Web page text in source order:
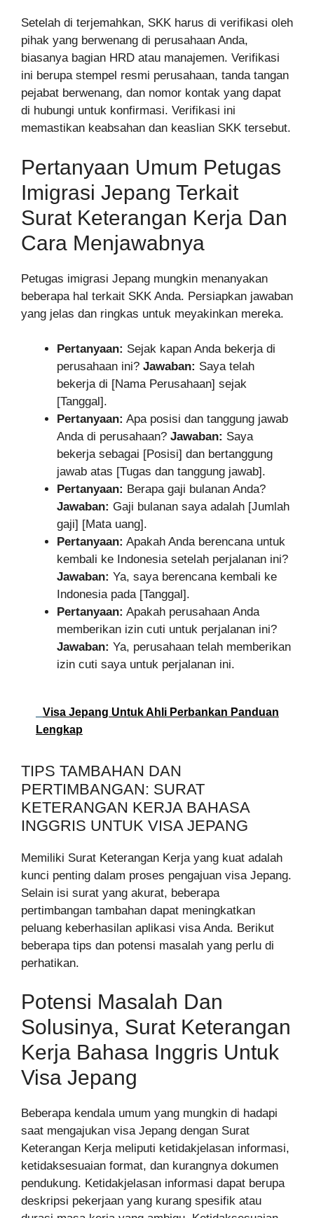
Setelah di terjemahkan, SKK harus di verifikasi oleh
pihak yang berwenang di perusahaan Anda,
biasanya bagian HRD atau manajemen. Verifikasi
ini berupa stempel resmi perusahaan, tanda tangan
pejabat berwenang, dan nomor kontak yang dapat
di hubungi untuk konfirmasi. Verifikasi ini
memastikan keabsahan dan keaslian SKK tersebut.
Pertanyaan Umum Petugas
Imigrasi Jepang Terkait
Surat Keterangan Kerja Dan
Cara Menjawabnya
Petugas imigrasi Jepang mungkin menanyakan
beberapa hal terkait SKK Anda. Persiapkan jawaban
yang jelas dan ringkas untuk meyakinkan mereka.
Pertanyaan: Sejak kapan Anda bekerja di
perusahaan ini? Jawaban: Saya telah
bekerja di [Nama Perusahaan] sejak
[Tanggal].
Pertanyaan: Apa posisi dan tanggung jawab
Anda di perusahaan? Jawaban: Saya
bekerja sebagai [Posisi] dan bertanggung
jawab atas [Tugas dan tanggung jawab].
Pertanyaan: Berapa gaji bulanan Anda?
Jawaban: Gaji bulanan saya adalah [Jumlah
gaji] [Mata uang].
Pertanyaan: Apakah Anda berencana untuk
kembali ke Indonesia setelah perjalanan ini?
Jawaban: Ya, saya berencana kembali ke
Indonesia pada [Tanggal].
Pertanyaan: Apakah perusahaan Anda
memberikan izin cuti untuk perjalanan ini?
Jawaban: Ya, perusahaan telah memberikan
izin cuti saya untuk perjalanan ini.
Visa Jepang Untuk Ahli Perbankan Panduan
Lengkap
TIPS TAMBAHAN DAN
PERTIMBANGAN: SURAT
KETERANGAN KERJA BAHASA
INGGRIS UNTUK VISA JEPANG
Memiliki Surat Keterangan Kerja yang kuat adalah
kunci penting dalam proses pengajuan visa Jepang.
Selain isi surat yang akurat, beberapa
pertimbangan tambahan dapat meningkatkan
peluang keberhasilan aplikasi visa Anda. Berikut
beberapa tips dan potensi masalah yang perlu di
perhatikan.
Potensi Masalah Dan
Solusinya, Surat Keterangan
Kerja Bahasa Inggris Untuk
Visa Jepang
Beberapa kendala umum yang mungkin di hadapi
saat mengajukan visa Jepang dengan Surat
Keterangan Kerja meliputi ketidakjelasan informasi,
ketidaksesuaian format, dan kurangnya dokumen
pendukung. Ketidakjelasan informasi dapat berupa
deskripsi pekerjaan yang kurang spesifik atau